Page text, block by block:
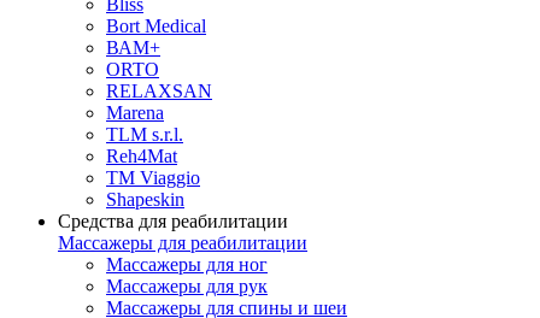
Bliss
Bort Medical
ВАМ+
ORTO
RELAXSAN
Marena
TLM s.r.l.
Reh4Mat
TM Viaggio
Shapeskin
Средства для реабилитации
Массажеры для реабилитации
Массажеры для ног
Массажеры для рук
Массажеры для спины и шеи